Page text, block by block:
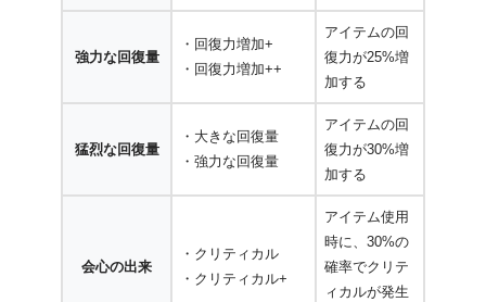
強力な回復量
・回復力増加+
・回復力増加++
アイテムの回
復力が25%増
加する
猛烈な回復量
・大きな回復量
・強力な回復量
アイテムの回
復力が30%増
加する
会心の出来
・クリティカル
・クリティカル+
アイテム使用
時に、30%の
確率でクリテ
ィカルが発生